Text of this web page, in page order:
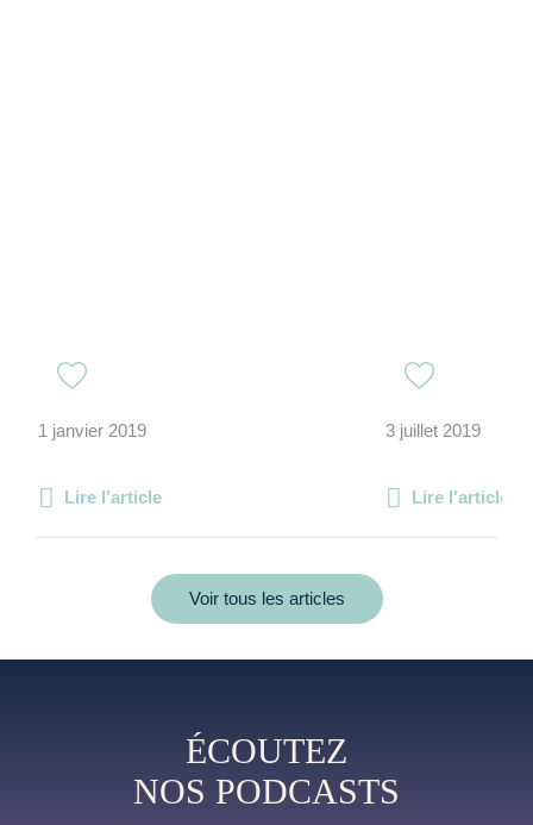
1 janvier 2019
Lire l'article
3 juillet 2019
Lire l'article
Voir tous les articles
ÉCOUTEZ
NOS PODCASTS